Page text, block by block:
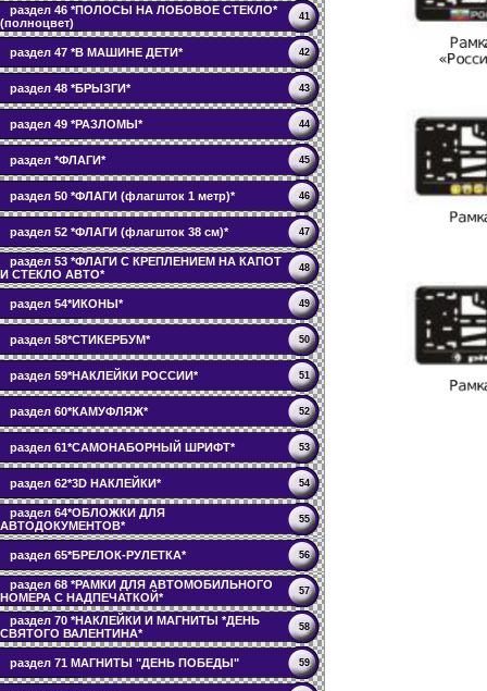
раздел 46 *ПОЛОСЫ НА ЛОБОВОЕ СТЕКЛО*
(полноцвет)
41
раздел 47 *В МАШИНЕ ДЕТИ* 42
раздел 48 *БРЫЗГИ* 43
раздел 49 *РАЗЛОМЫ* 44
раздел *ФЛАГИ* 45
раздел 50 *ФЛАГИ (флагшток 1 метр)* 46
раздел 52 *ФЛАГИ (флагшток 38 см)* 47
раздел 53 *ФЛАГИ С КРЕПЛЕНИЕМ НА КАПОТ
И СТЕКЛО АВТО*
48
раздел 54*ИКОНЫ* 49
раздел 58*СТИКЕРБУМ* 50
раздел 59*НАКЛЕЙКИ РОССИИ* 51
раздел 60*КАМУФЛЯЖ* 52
раздел 61*САМОНАБОРНЫЙ ШРИФТ* 53
раздел 62*3D НАКЛЕЙКИ* 54
раздел 64*ОБЛОЖКИ ДЛЯ
АВТОДОКУМЕНТОВ*
55
раздел 65*БРЕЛОК-РУЛЕТКА* 56
раздел 68 *РАМКИ ДЛЯ АВТОМОБИЛЬНОГО
НОМЕРА С НАДПЕЧАТКОЙ*
57
раздел 70 *НАКЛЕЙКИ И МАГНИТЫ *ДЕНЬ
СВЯТОГО ВАЛЕНТИНА*
58
раздел 71 МАГНИТЫ "ДЕНЬ ПОБЕДЫ" 59